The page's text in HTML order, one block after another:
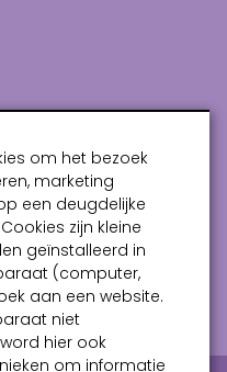
om het bezoek
marketing
een deugdelijke
zijn kleine
geïnstalleerd in
(computer,
aan een website.
niet
hier ook
om informatie